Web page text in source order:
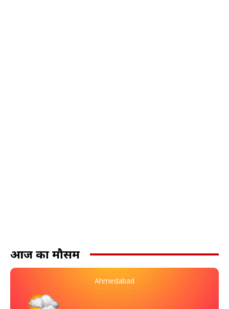
आज का मौसम
Ahmedabad